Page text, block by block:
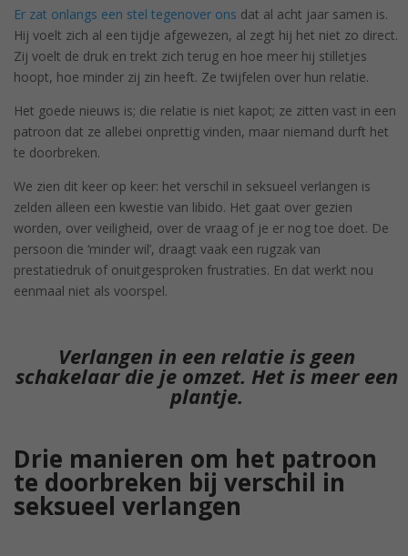
Er zat onlangs een stel tegenover ons dat al acht jaar samen is.
Hij voelt zich al een tijdje afgewezen, al zegt hij het niet zo direct.
Zij voelt de druk en trekt zich terug en hoe meer hij stilletjes
hoopt, hoe minder zij zin heeft. Ze twijfelen over hun relatie.
Het goede nieuws is; die relatie is niet kapot; ze zitten vast in een
patroon dat ze allebei onprettig vinden, maar niemand durft het
te doorbreken.
We zien dit keer op keer: het verschil in seksueel verlangen is
zelden alleen een kwestie van libido. Het gaat over gezien
worden, over veiligheid, over de vraag of je er nog toe doet. De
persoon die ‘minder wil’, draagt vaak een rugzak van
prestatiedruk of onuitgesproken frustraties. En dat werkt nou
eenmaal niet als voorspel.
Verlangen in een relatie is geen
schakelaar die je omzet. Het is meer een
plantje.
Drie manieren om het patroon
te doorbreken bij verschil in
seksueel verlangen